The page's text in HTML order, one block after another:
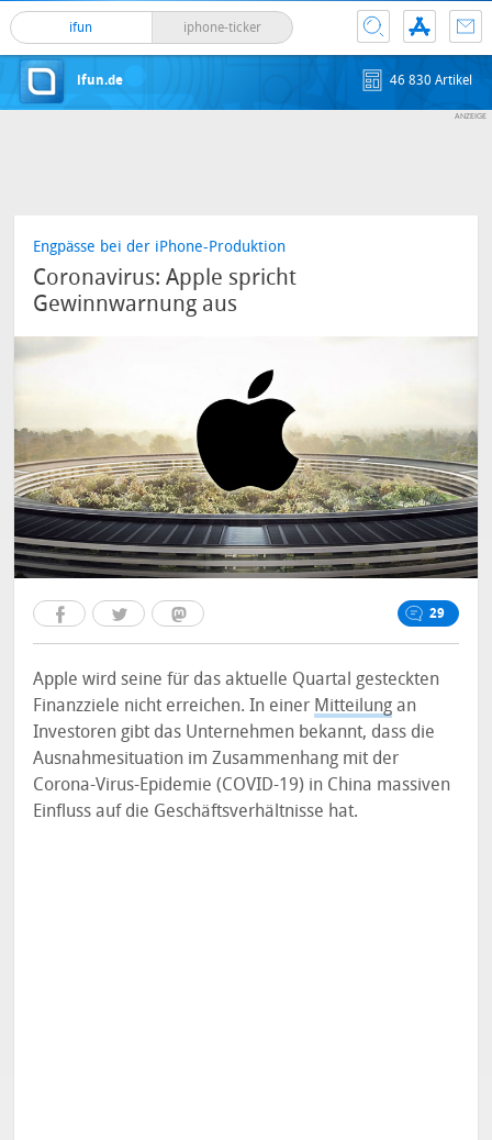
ifun iphone-ticker
ifun.de 46 830 Artikel
Engpässe bei der iPhone-Produktion
Coronavirus: Apple spricht
Gewinnwarnung aus
29
Apple wird seine für das aktuelle Quartal gesteckten
Finanzziele nicht erreichen. In einer Mitteilung an
Investoren gibt das Unternehmen bekannt, dass die
Ausnahmesituation im Zusammenhang mit der
Corona-Virus-Epidemie (COVID-19) in China massiven
Einfluss auf die Geschäftsverhältnisse hat.